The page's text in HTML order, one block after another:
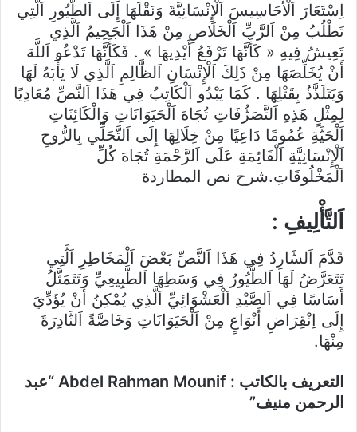
اِسْتَعَارَ اَلْأَحَاسِيسَ اَلْإِنْسَانِيَّةَ وَنَقْلَهَا إِلَى اَلطُّيُورِ اَلَّتِي
تَطْلُبُ مِنْ اَلرَّبِّ اَلْخَلَاصِ مِنْ هَذَا اَلْجَحِيمُ اَلَّذِي
تَعِيشُ فِيهِ « كَأَنَّهَا تَرْفَعُ أَيْدِيهَا » . فَكَأَنَّهَا تَدْعُو اَللَّهَ
أَنْ يُخَلِّصَهَا مِنْ ذَلِكَ اَلْإِنْسَانِ اَلظَّالِمِ اَلَّذِي لَا يَأْبَهُ لَهَا
وَيَتَلَذَّذُ بِقَتْلِهَا . كَمَا يَبْدُو اَلْكَاتِبُ فِي هَذَا اَلنَّصِّ مُعَادِيًا
لِمِثْلٍ هَذِهِ اَلتَّصَرُّفَاتِ تُجَاهَ اَلْحَيَوَانَاتِ وَالْكَائِنَاتِ
اَلْحَيَّةِ عُمُومًا دَاعِيًا مِنْ خِلَالِهَا إِلَى اَلتَّحَلِّي بِالرُّوحِ
اَلْإِنْسَانِيَّةِ اَلْقَائِمَةِ عَلَى اَلرَّحْمَةِ تُجَاهَ كُلِّ
اَلْمَخْلُوقَاتِ.شرح نص المطاردة
اَلتَّأْلِيفِ :
قَدَّمَ اَلسَّارِدُ فِي هَذَا اَلنَّصِّ بَعْضَ اَلْمَخَاطِرِ اَلَّتِي
تَتَعَرَّضُ لَهَا اَلطُّيُورُ فِي وَسَطِهَا اَلطَّبِيعِيِّ وَتَتَمَثَّلُ
أَسَاسًا فِي اَلصَّيْدِ اَلْعَشْوَائِيِّ اَلَّذِي يُمْكِنُ أَنْ يُؤَدِّيَ
إِلَى اِنْقِرَاضِ أَنْوَاعٍ مِنْ اَلْحَيَوَانَاتِ وَخَاصَّةً اَلنَّادِرَةَ
مِنْهَا.
التعريف بالكاتب : Abdel Rahman Mounif “عبد
الرحمن منيف”